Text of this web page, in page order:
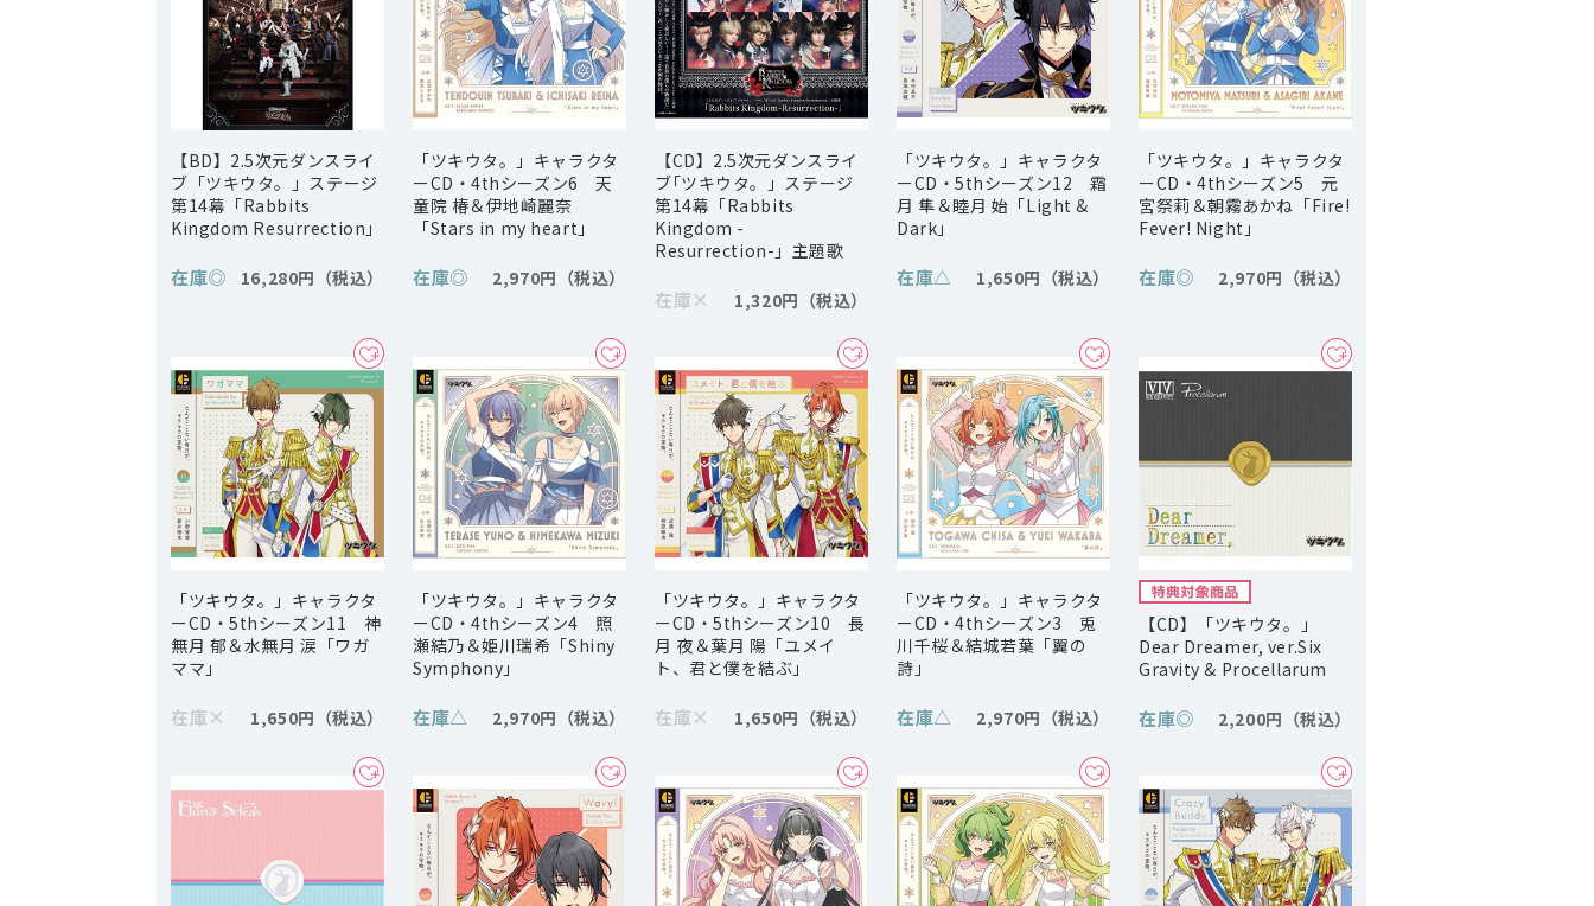
【BD】2.5次元ダンスライ
ブ「ツキウタ。」ステージ
第14幕「Rabbits
Kingdom Resurrection」
在庫◎ 16,280円
「ツキウタ。」キャラクタ
ーCD・4thシーズン6 天
童院 椿＆伊地崎麗奈
「Stars in my heart」
在庫◎ 2,970円
【CD】2.5次元ダンスライ
ブ｢ツキウタ。」ステージ
第14幕「Rabbits
Kingdom -
Resurrection-」主題歌
在庫× 1,320円
「ツキウタ。」キャラクタ
ーCD・5thシーズン12 霜
月 隼＆睦月 始「Light &
Dark」
在庫△ 1,650円
「ツキウタ。」キャラクタ
ーCD・4thシーズン5 元
宮祭莉＆朝霧あかね「Fire!
Fever! Night」
在庫◎ 2,970円
「ツキウタ。」キャラクタ
ーCD・5thシーズン11 神
無月 郁＆水無月 涙「ワガ
ママ」
在庫× 1,650円
「ツキウタ。」キャラクタ
ーCD・4thシーズン4 照
瀬結乃＆姫川瑞希「Shiny
Symphony」
在庫△ 2,970円
「ツキウタ。」キャラクタ
ーCD・5thシーズン10 長
月 夜＆葉月 陽「ユメイ
ト、君と僕を結ぶ」
在庫× 1,650円
「ツキウタ。」キャラクタ
ーCD・4thシーズン3 兎
川千桜＆結城若葉「翼の
詩」
在庫△ 2,970円
【CD】「ツキウタ。」
Dear Dreamer, ver.Six
Gravity & Procellarum
在庫◎ 2,200円